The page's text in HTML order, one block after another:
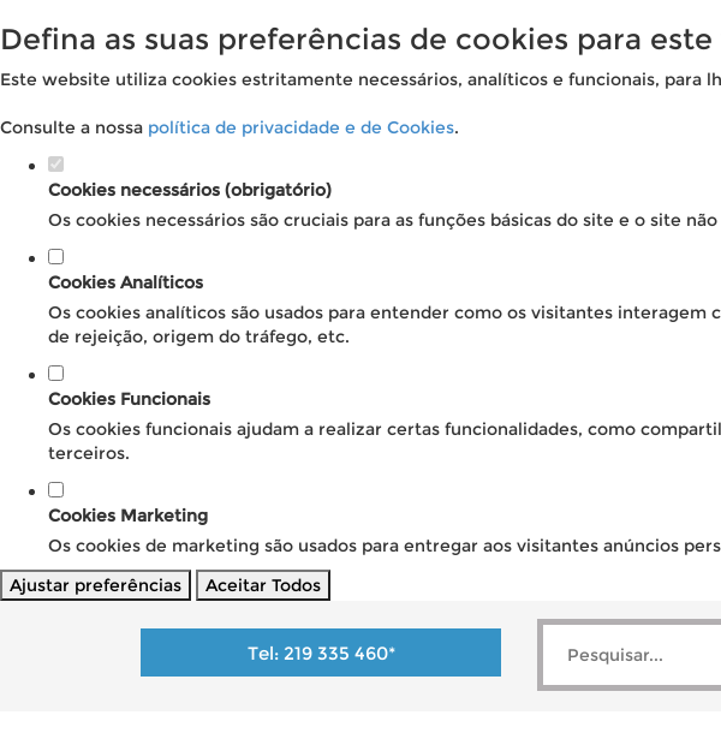
Defina as suas preferências de cookies para
Este website utiliza cookies estritamente necessários, analíticos e funcionais, para
Consulte a nossa política de privacidade e de Cookies.
Cookies necessários (obrigatório)
Os cookies necessários são cruciais para as funções básicas do site e o site
Cookies Analíticos
Os cookies analíticos são usados para entender como os visitantes
de rejeição, origem do tráfego, etc.
Cookies Funcionais
Os cookies funcionais ajudam a realizar certas funcionalidades, como
terceiros.
Cookies Marketing
Os cookies de marketing são usados para entregar aos visitantes anúncios
Ajustar preferências
Aceitar Todos
Tel: 219 335 460*